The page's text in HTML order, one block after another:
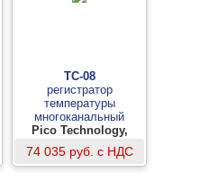
TC-08
регистратор
температуры
многоканальный
Pico Technology,
Великобритания
74 035 руб. с НДС